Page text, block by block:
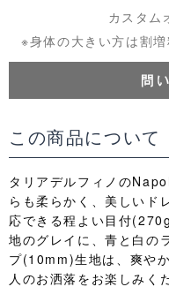
カスタム
※身体の大きい方は割
この商品について
タリアデルフィノの
らも柔らかく、美しいド
応できる程よい目付
地のグレイに、青と白の
プ(10mm)生地は、爽や
人のお洒落をお楽しみく